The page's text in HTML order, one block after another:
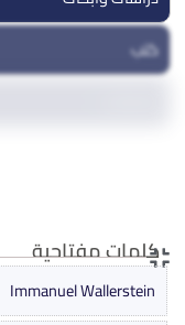
كتب
كلمات مفتاحية
Immanuel Wallerstein